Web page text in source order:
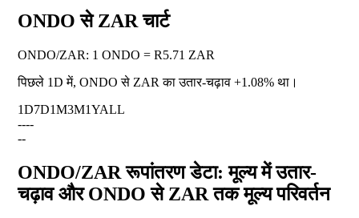
ONDO से ZAR चार्ट
ONDO/ZAR: 1 ONDO = R5.71 ZAR
पिछले 1D में, ONDO से ZAR का उतार-चढ़ाव +1.08% था।
1D7D1M3M1YALL
----
--
ONDO/ZAR रूपांतरण डेटा: मूल्य में उतार-
चढ़ाव और ONDO से ZAR तक मूल्य परिवर्तन